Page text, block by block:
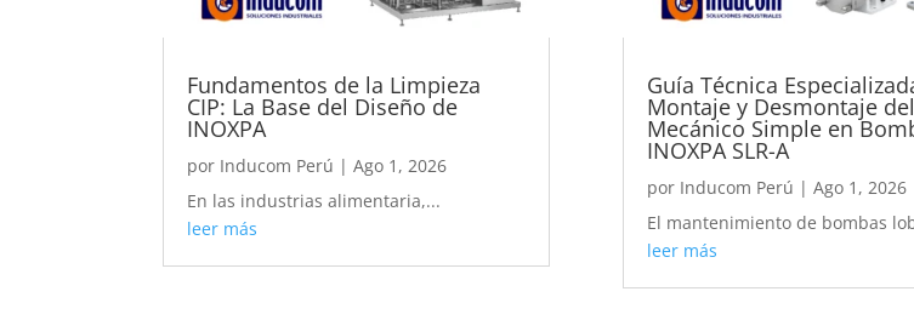
Fundamentos de la Limpieza
CIP: La Base del Diseño de
INOXPA
por Inducom Perú |Ago 1, 2026
En las industrias alimentaria,...
leer más
Guía Técnica
Montaje y Desmontaje
Mecánico Simple en
INOXPA SLR-A
por Inducom Perú | Ago 1, 2026
El mantenimiento de bombas
leer más